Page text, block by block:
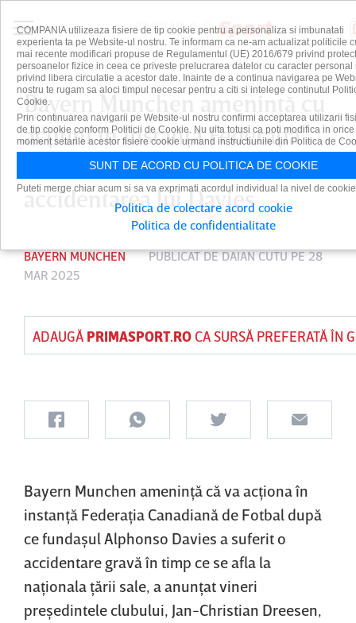
Bayern Munchen ameninţă cu
acţiuni în instanţă Federaţia
Canadiană de Fotbal după
accidentarea lui Davies
BAYERN MUNCHEN PUBLICAT DEDAIAN CUTUPE 28
MAR 2025
ADAUGĂ PRIMASPORT.ROCA SURSĂ PREFERATĂ ÎN
Bayern Munchen ameninţă că va acţiona în
instanţă Federaţia Canadiană de Fotbal după
ce fundaşul Alphonso Davies a suferit o
accidentare gravă în timp ce se afla la
naţionala ţării sale, a anunţat vineri
preşedintele clubului, Jan-Christian Dreesen,
COMPANIA utilizeaza fisiere de tip cookie pentru a personaliza si imbunatati
experienta ta pe Website-ul nostru. Te informam ca ne-am actualizat politicile
mai recente modificari propuse de Regulamentul (UE) 2016/679 privind
persoanelor fizice in ceea ce priveste prelucrarea datelor cu caracter personal
privind libera circulatie a acestor date. Inainte de a continua navigarea pe
nostru te rugam sa aloci timpul necesar pentru a citi si intelege continutul
Cookie.
Prin continuarea navigarii pe Website-ul nostru confirmi acceptarea utilizarii
de tip cookie conform Politicii de Cookie. Nu uita totusi ca poti modifica in orice
moment setarile acestor fisiere cookie urmand instructiunile din Politica de
SUNT DE ACORD CU POLITICA DE COOKIE
Puteti merge chiar acum si sa va exprimati acordul individual la nivel de
Politica de colectare acord cookie
Politica de confidentialitate